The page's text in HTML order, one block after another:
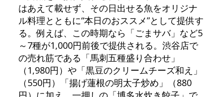
はあえて載せず、その日出せる魚をオリジナ
ル料理とともに“本日のおススメ”として提供す
る。例えば、この時期なら「ごまサバ」など5
～7種が1,000円前後で提供される。渋谷店で
の売れ筋である「馬刺五種盛り合わせ」
（1,980円）や「黒豆のクリームチーズ和え」
（550円）「揚げ蓮根の明太子炒め」（880